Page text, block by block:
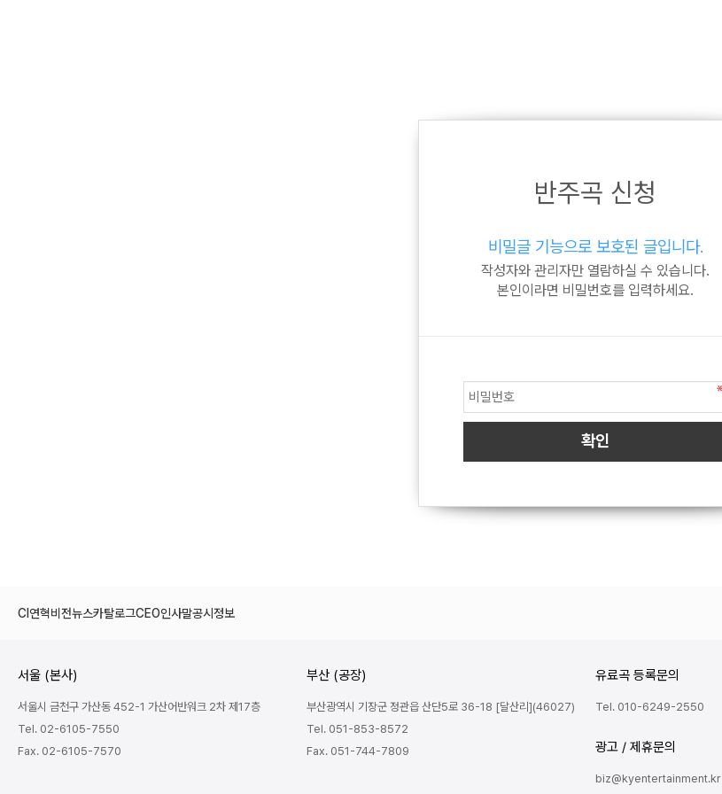
반주곡 신청
비밀글 기능으로 보호된 글입니다.
작성자와 관리자만 열람하실 수 있습니다.
본인이라면 비밀번호를 입력하세요.
CI연혁비전뉴스카탈로그CEO인사말공시정보
서울 (본사)
서울시 금천구 가산동 452-1 가산어반워크 2차 제17층
Tel. 02-6105-7550
Fax. 02-6105-7570
부산 (공장)
부산광역시 기장군 정관읍 산단5로 36-18 [달산리](46027)
Tel. 051-853-8572
Fax. 051-744-7809
유료곡 등록문의
Tel. 010-6249-2550
광고 / 제휴문의
biz@kyentertainment.kr